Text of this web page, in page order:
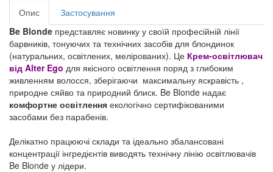
Опис
Застосування
Be Blonde представляє новинку у своїй професійній лінії
барвників, тонуючих та технічних засобів для блондинок
(натуральних, освітлених, мелірованих). Це Крем-освітлювач
від Alter Ego для якісного освітлення поряд з глибоким
живленням волосся, зберігаючи максимальну яскравість ,
природне сяйво та природний блиск. Be Blonde надає
комфортне освітлення екологічно сертифікованими
засобами без парабенів.
Делікатно працюючі склади та ідеально збалансовані
концентрації інгредієнтів виводять технічну лінію освітлювачів
Be Blonde у лідери.